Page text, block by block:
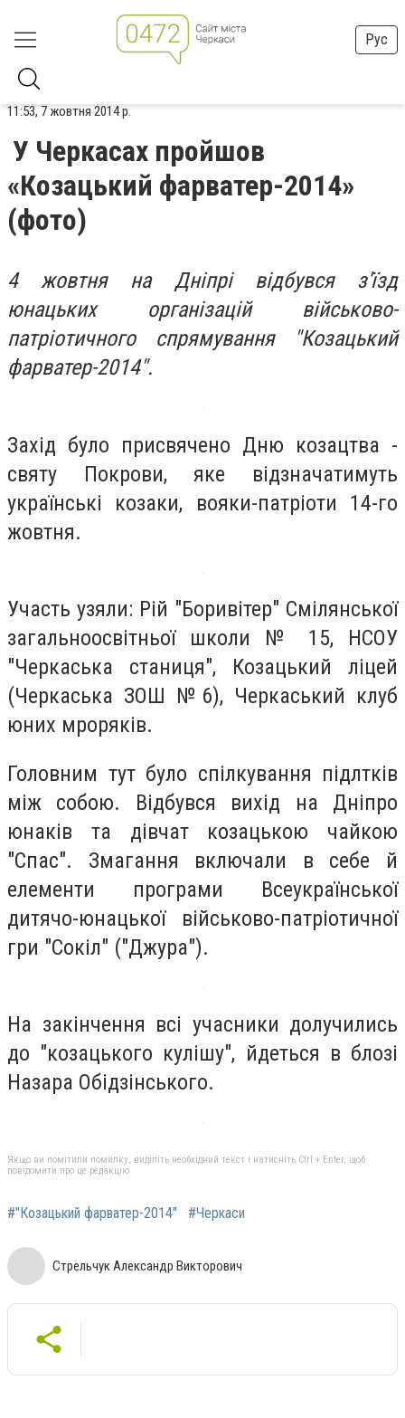
Рус
11:53, 7 жовтня 2014 р.
У Черкасах пройшов
«Козацький фарватер-2014»
(фото)
4 жовтня на Дніпрі відбувся з'їзд
юнацьких організацій військово-
патріотичного спрямування "Козацький
фарватер-2014".
Захід було присвячено Дню козацтва -
святу Покрови, яке відзначатимуть
українські козаки, вояки-патріоти 14-го
жовтня.
Участь узяли: Рій "Боривітер" Смілянської
загальноосвітньої школи № 15, НСОУ
"Черкаська станиця", Козацький ліцей
(Черкаська ЗОШ №6), Черкаський клуб
юних мроряків.
Головним тут було спілкування підлтків
між собою. Відбувся вихід на Дніпро
юнаків та дівчат козацькою чайкою
"Спас". Змагання включали в себе й
елементи програми Всеукраїнської
дитячо-юнацької військово-патріотичної
гри "Сокіл" ("Джура").
На закінчення всі учасники долучились
до "козацького кулішу", йдеться в блозі
Назара Обідзінського.
Якщо ви помітили помилку, виділіть необхідний текст і натисніть Ctrl + Enter, щоб
повідомити про це редакцію
#"Козацький фарватер-2014" #Черкаси
Стрельчук Александр Викторович